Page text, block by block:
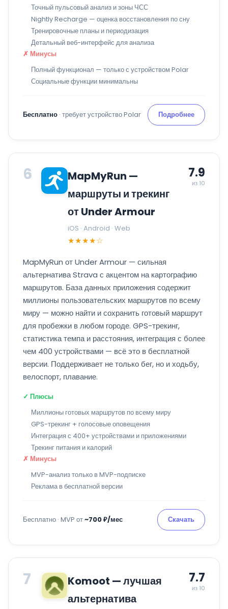
Точный пульсовый анализ и зоны ЧСС
Nightly Recharge — оценка восстановления по сну
Тренировочные планы и периодизация
Детальный веб-интерфейс для анализа
✗ Минусы
Полный функционал — только с устройством Polar
Социальные функции минимальны
Бесплатно · требует устройство Polar Подробнее
6
MapMyRun —
маршруты и трекинг
от Under Armour
iOS · Android · Web
★★★★☆
7.9
из 10
MapMyRun от Under Armour — сильная
альтернатива Strava с акцентом на картографию
маршрутов. База данных приложения содержит
миллионы пользовательских маршрутов по всему
миру — можно найти и сохранить готовый маршрут
для пробежки в любом городе. GPS-трекинг,
статистика темпа и расстояния, интеграция с более
чем 400 устройствами — всё это в бесплатной
версии. Поддерживает не только бег, но и ходьбу,
велоспорт, плавание.
✓ Плюсы
Миллионы готовых маршрутов по всему миру
GPS-трекинг + голосовые оповещения
Интеграция с 400+ устройствами и приложениями
Трекинг питания и калорий
✗ Минусы
MVP-анализ только в MVP-подписке
Реклама в бесплатной версии
Бесплатно · MVP от~700 ₽/мес Скачать
7
Komoot — лучшая
альтернатива
7.7
из 10